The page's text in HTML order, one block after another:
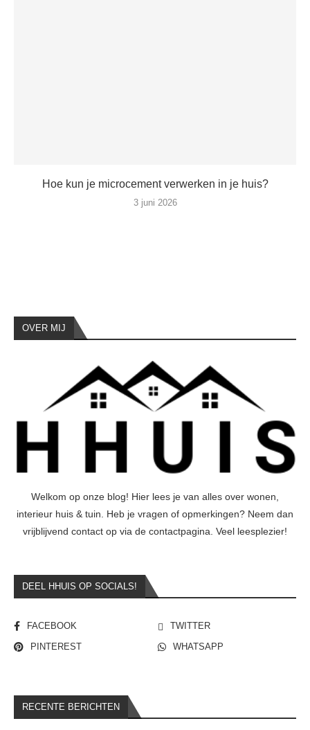
Hoe kun je microcement verwerken in je huis?
3 juni 2026
OVER MIJ
Welkom op onze blog! Hier lees je van alles over wonen,
interieur huis & tuin. Heb je vragen of opmerkingen? Neem dan
vrijblijvend contact op via de contactpagina. Veel leesplezier!
DEEL HHUIS OP SOCIALS!
FACEBOOK
TWITTER
PINTEREST
WHATSAPP
RECENTE BERICHTEN